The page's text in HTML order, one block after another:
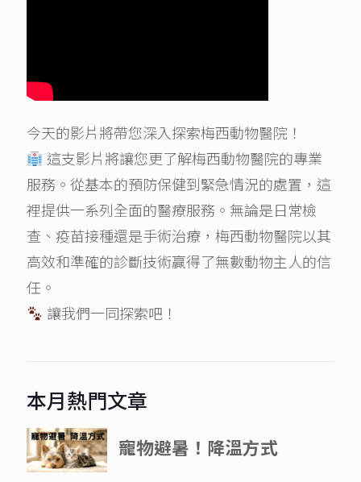
今天的影片將帶您深入探索梅西動物醫院！
這支影片將讓您更了解梅西動物醫院的專業
服務。從基本的預防保健到緊急情況的處置，這
裡提供一系列全面的醫療服務。無論是日常檢
查、疫苗接種還是手術治療，梅西動物醫院以其
高效和準確的診斷技術贏得了無數動物主人的信
任。
讓我們一同探索吧！
本月熱門文章